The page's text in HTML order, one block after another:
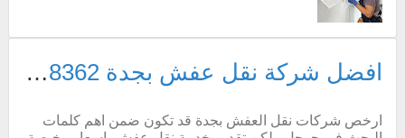
افضل شركة نقل عفش بجدة 0561818362 خصم 30% فك تركيب تغليف دينا نقل عفش بجده مغلقة
ارخص شركات نقل العفش بجدة قد تكون ضمن اهم كلمات